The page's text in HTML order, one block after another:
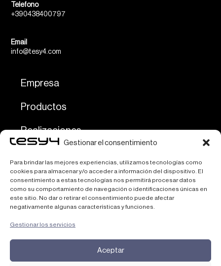
Gestionar el consentimiento
Para brindar las mejores experiencias, utilizamos tecnologías como
cookies para almacenar y/o acceder a información del dispositivo. El
consentimiento a estas tecnologías nos permitirá procesar datos
como su comportamiento de navegación o identificaciones únicas en
este sitio. No dar o retirar el consentimiento puede afectar
negativamente algunas características y funciones.
Gestionar los servicios
Aceptar
Telefono
+390438400797
Email
info@tesy4.com
Empresa
Productos
Realizaciones
Contactos
P.IVA 04692080262
Copyright All Rights Reserved © 2026 Tesy4 Srl